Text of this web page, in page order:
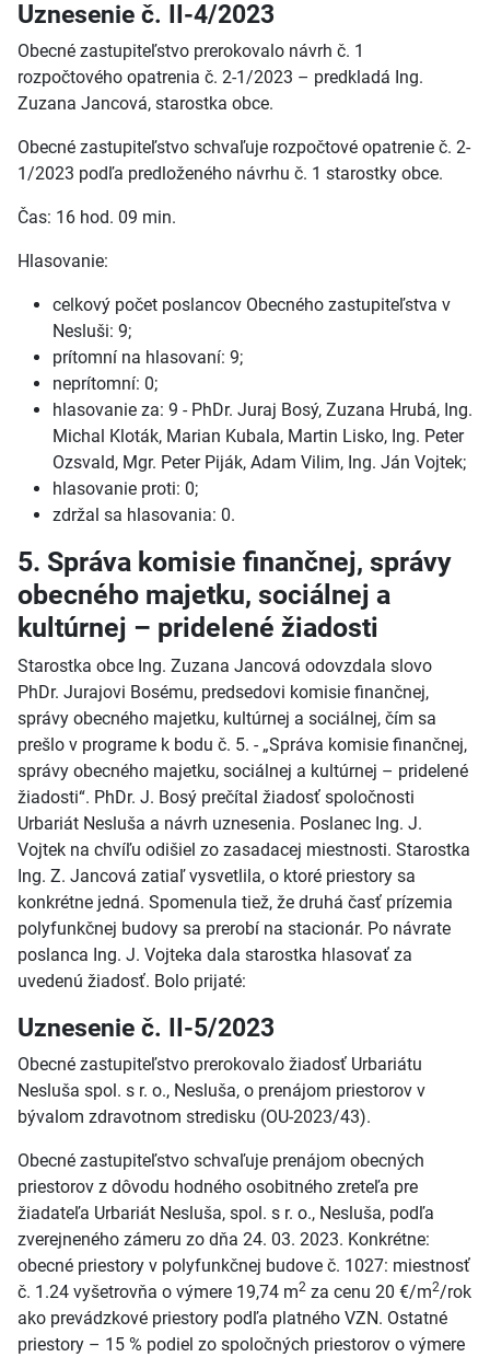
Uznesenie č. II-4/2023
Obecné zastupiteľstvo prerokovalo návrh č. 1
rozpočtového opatrenia č. 2-1/2023 – predkladá Ing.
Zuzana Jancová, starostka obce.
Obecné zastupiteľstvo schvaľuje rozpočtové opatrenie č. 2-
1/2023 podľa predloženého návrhu č. 1 starostky obce.
Čas: 16 hod. 09 min.
Hlasovanie:
celkový počet poslancov Obecného zastupiteľstva v
Nesluši: 9;
prítomní na hlasovaní: 9;
neprítomní: 0;
hlasovanie za: 9 - PhDr. Juraj Bosý, Zuzana Hrubá, Ing.
Michal Kloták, Marian Kubala, Martin Lisko, Ing. Peter
Ozsvald, Mgr. Peter Piják, Adam Vilim, Ing. Ján Vojtek;
hlasovanie proti: 0;
zdržal sa hlasovania: 0.
5. Správa komisie finančnej, správy
obecného majetku, sociálnej a
kultúrnej – pridelené žiadosti
Starostka obce Ing. Zuzana Jancová odovzdala slovo
PhDr. Jurajovi Bosému, predsedovi komisie finančnej,
správy obecného majetku, kultúrnej a sociálnej, čím sa
prešlo v programe k bodu č. 5. - „Správa komisie finančnej,
správy obecného majetku, sociálnej a kultúrnej – pridelené
žiadosti“. PhDr. J. Bosý prečítal žiadosť spoločnosti
Urbariát Nesluša a návrh uznesenia. Poslanec Ing. J.
Vojtek na chvíľu odišiel zo zasadacej miestnosti. Starostka
Ing. Z. Jancová zatiaľ vysvetlila, o ktoré priestory sa
konkrétne jedná. Spomenula tiež, že druhá časť prízemia
polyfunkčnej budovy sa prerobí na stacionár. Po návrate
poslanca Ing. J. Vojteka dala starostka hlasovať za
uvedenú žiadosť. Bolo prijaté:
Uznesenie č. II-5/2023
Obecné zastupiteľstvo prerokovalo žiadosť Urbariátu
Nesluša spol. s r. o., Nesluša, o prenájom priestorov v
bývalom zdravotnom stredisku (OU-2023/43).
Obecné zastupiteľstvo schvaľuje prenájom obecných
priestorov z dôvodu hodného osobitného zreteľa pre
žiadateľa Urbariát Nesluša, spol. s r. o., Nesluša, podľa
zverejneného zámeru zo dňa 24. 03. 2023. Konkrétne:
obecné priestory v polyfunkčnej budove č. 1027: miestnosť
č. 1.24 vyšetrovňa o výmere 19,74 m2 za cenu 20 €/m2/rok
ako prevádzkové priestory podľa platného VZN. Ostatné
priestory – 15 % podiel zo spoločných priestorov o výmere